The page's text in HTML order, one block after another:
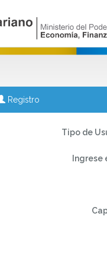
Registro
Tipo de
Ingrese